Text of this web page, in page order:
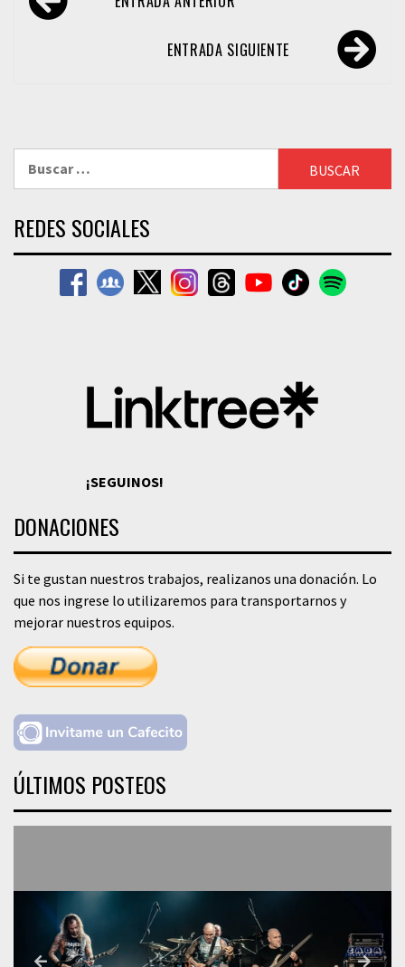
de
ENTRADA SIGUIENTE
REDES SOCIALES
¡SEGUINOS!
DONACIONES
Si te gustan nuestros trabajos, realizanos una donación. Lo
que nos ingrese lo utilizaremos para transportarnos y
mejorar nuestros equipos.
ÚLTIMOS POSTEOS